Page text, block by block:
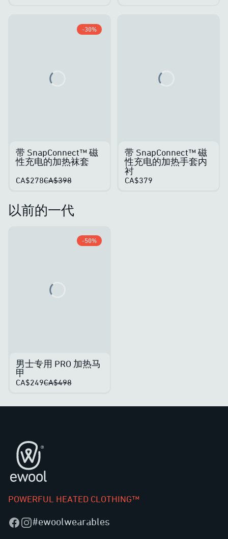
-30%
带 SnapConnect™ 磁
性充电的加热袜套
CA$278CA$398
带 SnapConnect™ 磁
性充电的加热手套内
衬
CA$379
以前的一代
-50%
男士专用 PRO 加热马
甲
CA$249CA$498
页脚
POWERFUL HEATED CLOTHING™
Facebook
Instagram
#ewoolwearables